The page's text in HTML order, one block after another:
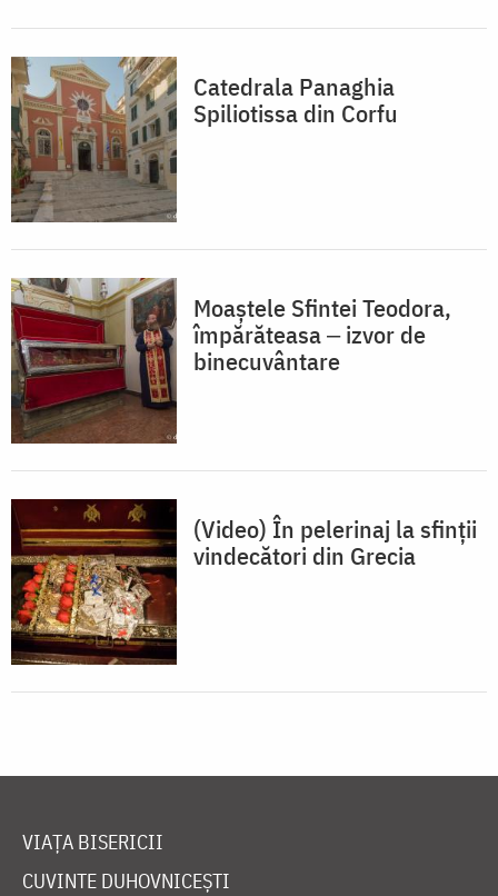
Catedrala Panaghia
Spiliotissa din Corfu
Moaștele Sfintei Teodora,
împărăteasa ‒ izvor de
binecuvântare
(Video) În pelerinaj la sfinții
vindecători din Grecia
VIAȚA BISERICII
CUVINTE DUHOVNICEȘTI